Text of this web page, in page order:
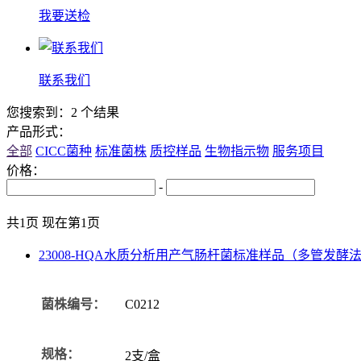
我要送检
联系我们
您搜索到：2 个结果
产品形式：
全部 CICC菌种 标准菌株 质控样品 生物指示物 服务项目
价格：
-
共1页 现在第1页
23008-HQA水质分析用产气肠杆菌标准样品（多管发酵
菌株编号： C0212
规格： 2支/盒